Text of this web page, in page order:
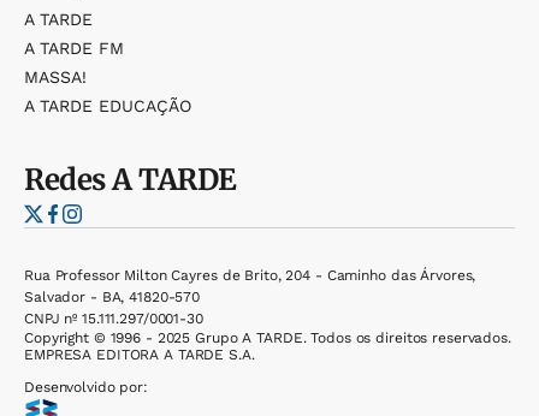
A TARDE
A TARDE FM
MASSA!
A TARDE EDUCAÇÃO
RedesA TARDE
Rua Professor Milton Cayres de Brito, 204 - Caminho das Árvores,
Salvador - BA, 41820-570
CNPJ nº 15.111.297/0001-30
Copyright © 1996 - 2025 Grupo A TARDE. Todos os direitos reservados.
EMPRESA EDITORA A TARDE S.A.
Desenvolvido por: